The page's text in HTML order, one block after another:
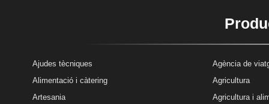
Ajudes tècniques
Alimentació i càtering
Artesania
Agència de
Agricultura
Agricultura i